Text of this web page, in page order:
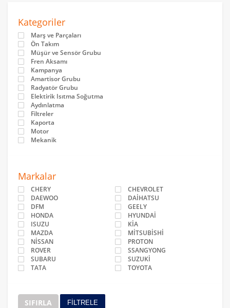
Kategoriler
Marş ve Parçaları
Ön Takım
Müşür ve Sensör Grubu
Fren Aksamı
Kampanya
Amartisor Grubu
Radyatör Grubu
Elektirik Isıtma Soğutma
Aydınlatma
Filtreler
Kaporta
Motor
Mekanik
Markalar
CHERY
CHEVROLET
DAEWOO
DAİHATSU
DFM
GEELY
HONDA
HYUNDAİ
ISUZU
KİA
MAZDA
MİTSUBİSHİ
NİSSAN
PROTON
ROVER
SSANGYONG
SUBARU
SUZUKİ
TATA
TOYOTA
SIFIRLA FİLTRELE